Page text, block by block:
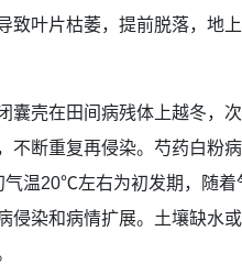
致叶片枯萎，提前脱落，地
囊壳在田间病残体上越冬，
不断重复再侵染。芍药白粉
温20℃左右为初发期，随
侵染和病情扩展。土壤缺水